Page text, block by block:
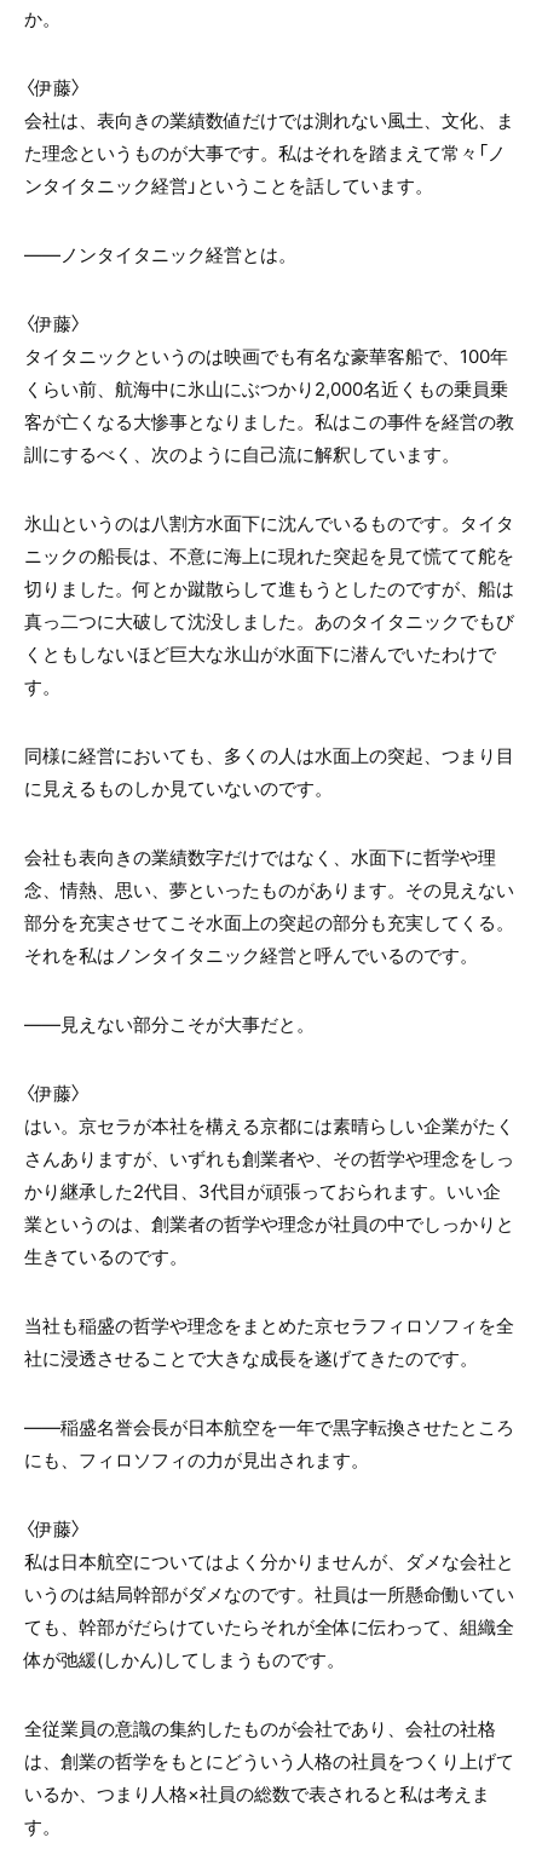
か。
〈伊藤〉
会社は、表向きの業績数値だけでは測れない風土、文化、ま
た理念というものが大事です。私はそれを踏まえて常々「ノ
ンタイタニック経営」ということを話しています。
――ノンタイタニック経営とは。
〈伊藤〉
タイタニックというのは映画でも有名な豪華客船で、100年
くらい前、航海中に氷山にぶつかり2,000名近くもの乗員乗
客が亡くなる大惨事となりました。私はこの事件を経営の教
訓にするべく、次のように自己流に解釈しています。
氷山というのは八割方水面下に沈んでいるものです。タイタ
ニックの船長は、不意に海上に現れた突起を見て慌てて舵を
切りました。何とか蹴散らして進もうとしたのですが、船は
真っ二つに大破して沈没しました。あのタイタニックでもび
くともしないほど巨大な氷山が水面下に潜んでいたわけで
す。
同様に経営においても、多くの人は水面上の突起、つまり目
に見えるものしか見ていないのです。
会社も表向きの業績数字だけではなく、水面下に哲学や理
念、情熱、思い、夢といったものがあります。その見えない
部分を充実させてこそ水面上の突起の部分も充実してくる。
それを私はノンタイタニック経営と呼んでいるのです。
――見えない部分こそが大事だと。
〈伊藤〉
はい。京セラが本社を構える京都には素晴らしい企業がたく
さんありますが、いずれも創業者や、その哲学や理念をしっ
かり継承した2代目、3代目が頑張っておられます。いい企
業というのは、創業者の哲学や理念が社員の中でしっかりと
生きているのです。
当社も稲盛の哲学や理念をまとめた京セラフィロソフィを全
社に浸透させることで大きな成長を遂げてきたのです。
――稲盛名誉会長が日本航空を一年で黒字転換させたところ
にも、フィロソフィの力が見出されます。
〈伊藤〉
私は日本航空についてはよく分かりませんが、ダメな会社と
いうのは結局幹部がダメなのです。社員は一所懸命働いてい
ても、幹部がだらけていたらそれが全体に伝わって、組織全
体が弛緩(しかん)してしまうものです。
全従業員の意識の集約したものが会社であり、会社の社格
は、創業の哲学をもとにどういう人格の社員をつくり上げて
いるか、つまり人格×社員の総数で表されると私は考えま
す。